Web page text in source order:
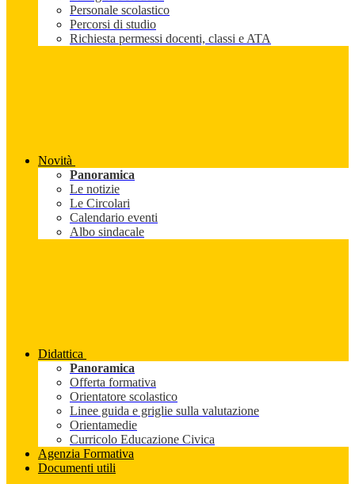
Personale scolastico
Percorsi di studio
Richiesta permessi docenti, classi e ATA
Novità
Panoramica
Le notizie
Le Circolari
Calendario eventi
Albo sindacale
Didattica
Panoramica
Offerta formativa
Orientatore scolastico
Linee guida e griglie sulla valutazione
Orientamedie
Curricolo Educazione Civica
Agenzia Formativa
Documenti utili